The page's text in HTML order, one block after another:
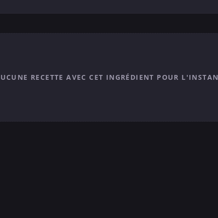
RECETTE AVEC CET INGRÉDIENT POUR